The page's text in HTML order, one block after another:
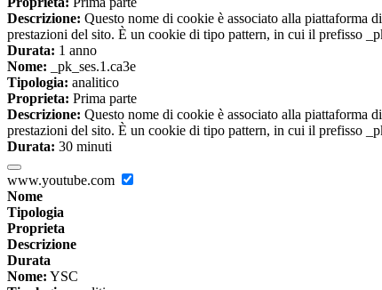
Descrizione: Questo nome di cookie è associato alla piattaforma
prestazioni del sito. È un cookie di tipo pattern, in cui il prefisso
Durata: 1 anno
Nome: _pk_ses.1.ca3e
Tipologia: analitico
Proprieta: Prima parte
Descrizione: Questo nome di cookie è associato alla piattaforma
prestazioni del sito. È un cookie di tipo pattern, in cui il prefisso
Durata: 30 minuti
www.youtube.com
Nome
Tipologia
Proprieta
Descrizione
Durata
Nome: YSC